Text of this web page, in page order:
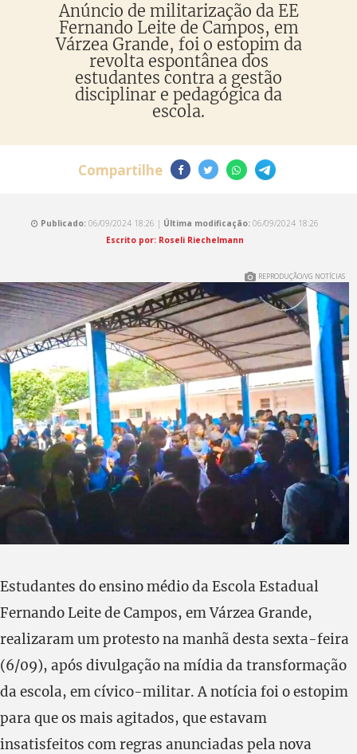
Anúncio de militarização da EE
Fernando Leite de Campos, em
Várzea Grande, foi o estopim da
revolta espontânea dos
estudantes contra a gestão
disciplinar e pedagógica da
escola.
Compartilhe
Publicado: 06/09/2024 18:26 | Última modificação: 06/09/2024 18:26
Escrito por: Roseli Riechelmann
REPRODUÇÃO/VG NOTÍCIAS
Estudantes do ensino médio da Escola Estadual
Fernando Leite de Campos, em Várzea Grande,
realizaram um protesto na manhã desta sexta-feira
(6/09), após divulgação na mídia da transformação
da escola, em cívico-militar. A notícia foi o estopim
para que os mais agitados, que estavam
insatisfeitos com regras anunciadas pela nova